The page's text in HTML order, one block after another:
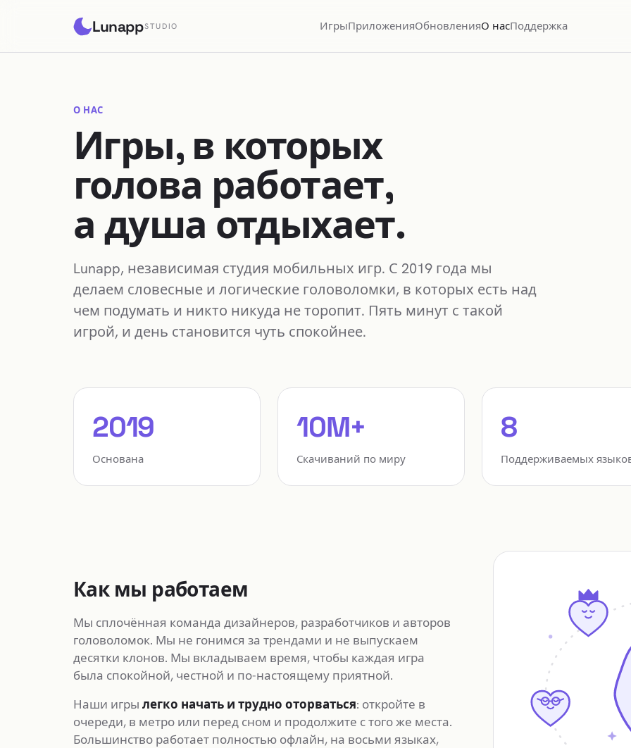
LunappSTUDIO ИгрыПриложенияОбновленияО насПоддержка
О НАС
Игры, в которых
голова работает,
а душа отдыхает.
Lunapp, независимая студия мобильных игр. С 2019 года мы
делаем словесные и логические головоломки, в которых есть над
чем подумать и никто никуда не торопит. Пять минут с такой
игрой, и день становится чуть спокойнее.
2019
Основана
10M+
Скачиваний по миру
8
Поддерживаемых
Как мы работаем
Мы сплочённая команда дизайнеров, разработчиков и авторов
головоломок. Мы не гонимся за трендами и не выпускаем
десятки клонов. Мы вкладываем время, чтобы каждая игра
была спокойной, честной и по-настоящему приятной.
Наши игры легко начать и трудно оторваться: откройте в
очереди, в метро или перед сном и продолжите с того же места.
Большинство работает полностью офлайн, на восьми языках,